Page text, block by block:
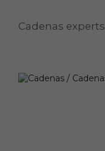
Cadenas experts